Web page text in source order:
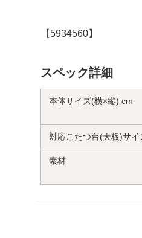
【5934560】
スペック詳細
本体サイズ(横×縦) cm
対応こたつ台(天板)サイ
素材